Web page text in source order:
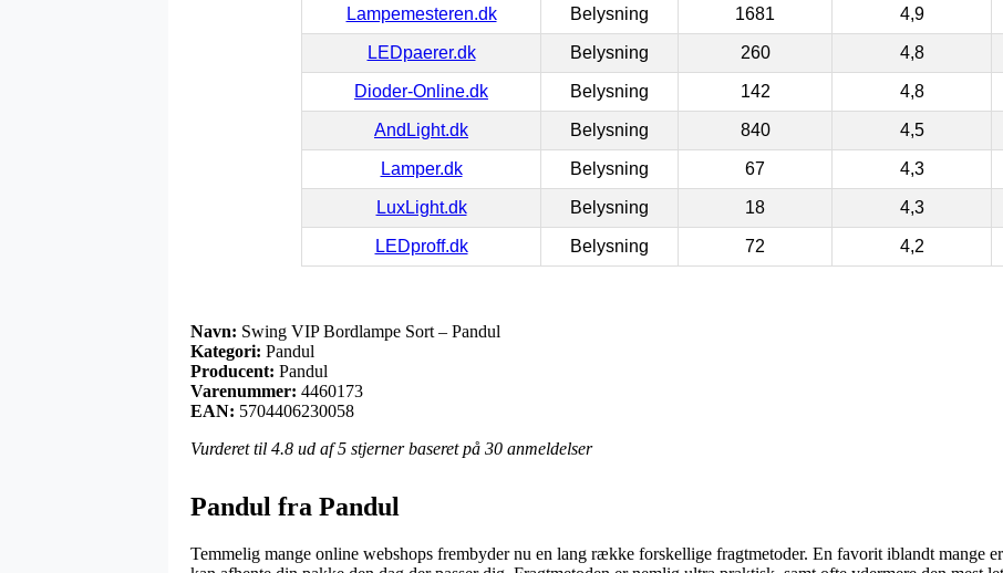
Lampemesteren.dk Belysning 1681 4,9
LEDpaerer.dk Belysning 260 4,8
Dioder-Online.dk Belysning 142 4,8
AndLight.dk Belysning 840 4,5
Lamper.dk Belysning 67 4,3
LuxLight.dk Belysning 18 4,3
LEDproff.dk Belysning 72 4,2
Navn: Swing VIP Bordlampe Sort – Pandul
Kategori: Pandul
Producent: Pandul
Varenummer: 4460173
EAN: 5704406230058
Vurderet til 4.8 ud af 5 stjerner baseret på 30 anmeldelser
Pandul fra Pandul
Temmelig mange online webshops frembyder nu en lang række forskellige fragtmetoder. En favorit iblandt mange